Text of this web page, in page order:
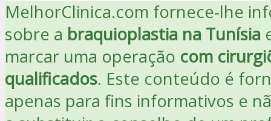
MelhorClinica.com fornece-lhe
sobre a braquioplastia na Tunísia
marcar uma operação com
qualificados. Este conteúdo é
apenas para fins informativos e